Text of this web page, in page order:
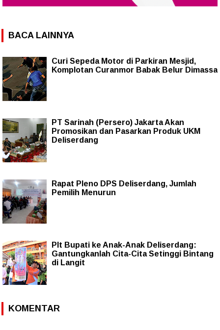
BACA LAINNYA
Curi Sepeda Motor di Parkiran Mesjid,
Komplotan Curanmor Babak Belur Dimassa
PT Sarinah (Persero) Jakarta Akan
Promosikan dan Pasarkan Produk UKM
Deliserdang
Rapat Pleno DPS Deliserdang, Jumlah
Pemilih Menurun
Plt Bupati ke Anak-Anak Deliserdang:
Gantungkanlah Cita-Cita Setinggi Bintang
di Langit
KOMENTAR